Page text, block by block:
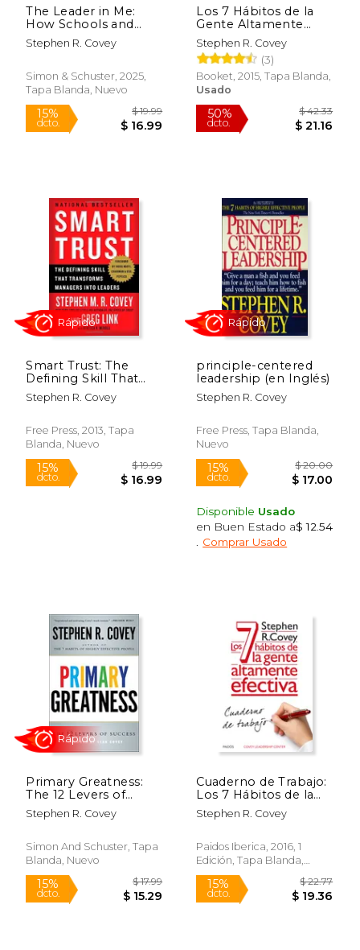
15%
dcto. $ 27.20
Rápido
15%
dcto.
The Leader in Me:
How Schools and
Parents Around the
World Are Inspiring
Student At a Time (en
Inglés)
Stephen R. Covey
Simon & Schuster, 2025,
Tapa Blanda, Nuevo
15%
dcto.
Los 7 Hábitos de la
Gente Altamente
Efectiva. Ed. Revisada
y Actualizada: La
Revolución Ética en la
Vida Cotidiana y en la
Empresa (Prácticos)
Stephen R. Covey
(3)
Booket, 2015, Tapa Blanda,
Usado
50%
dcto.
Smart Trust: The
Defining Skill That
Transforms Managers
Into Leaders (en
Stephen R. Covey
Free Press, 2013, Tapa
Blanda, Nuevo
Rápido
principle-centered
leadership (en Inglés)
Stephen R. Covey
Free Press, Tapa Blanda,
Nuevo
Rápido
Disponible Usado
en Buen Estado a$ 12.54
Comprar Usado
Primary Greatness:
The 12 Levers of
Success
Stephen R. Covey
Simon And Schuster, Tapa
Blanda, Nuevo
Cuaderno de Trabajo:
Los 7 Hábitos de la
Gente Altamente
Efectiva
Stephen R. Covey
Paidos Iberica, 2016, 1
Edición, Tapa Blanda,
Nuevo